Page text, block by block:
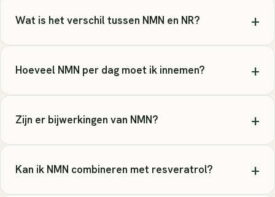
Wat is het verschil tussen NMN en NR? +
Hoeveel NMN per dag moet ik innemen? +
Zijn er bijwerkingen van NMN? +
Kan ik NMN combineren met resveratrol? +